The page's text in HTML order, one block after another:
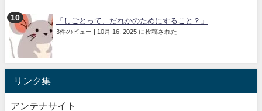
「しごとって、だれかのためにすること？」
3件のビュー | 10月 16, 2025 に投稿された
リンク集
アンテナサイト